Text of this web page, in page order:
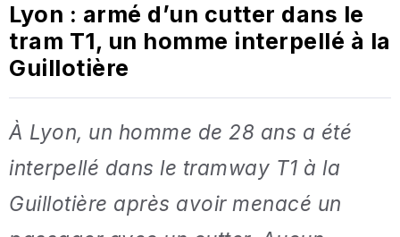
Lyon : armé d’un cutter dans le
tram T1, un homme interpellé à la
Guillotière
À Lyon, un homme de 28 ans a été
interpellé dans le tramway T1 à la
Guillotière après avoir menacé un